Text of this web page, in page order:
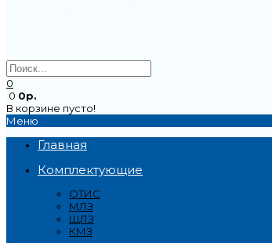
0
0 0р.
В корзине пусто!
Меню
Главная
Комплектующие
ОТИС
МЛЗ
ЩЛЗ
КМЗ